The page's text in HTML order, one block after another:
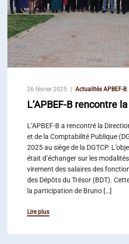
26 février 2025 Actualités APBEF-B,
L’APBEF-B rencontre
L’APBEF-B a rencontré la
et de la Comptabilité Publique
2025 au siège de la DGTCP.
était d’échanger sur les
virement des salaires des
des Dépôts du Trésor (BDT).
la participation de Bruno […]
Lire plus